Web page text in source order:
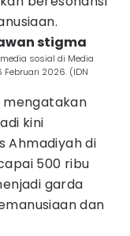
stigma
sosial di Media
2026. (IDN
mengatakan
kini
Ahmadiyah di
500 ribu
garda
dan